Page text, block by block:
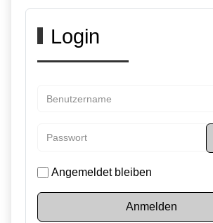
Login
Angemeldet bleiben
Anmelden